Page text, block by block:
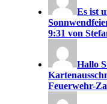
Es ist
9:31 von
Hallo
Feuerwehr-